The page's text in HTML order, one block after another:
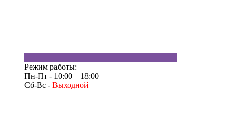
Режим работы:
Пн-Пт - 10:00—18:00
Сб-Вс - Выходной